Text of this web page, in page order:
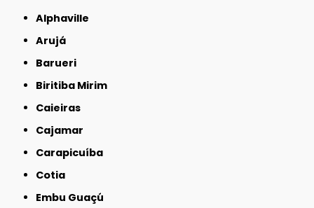
Alphaville
Arujá
Barueri
Biritiba Mirim
Caieiras
Cajamar
Carapicuíba
Cotia
Embu Guaçú